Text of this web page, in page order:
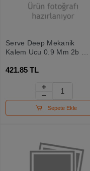
Serve Deep Mekanik
Kalem Ucu 0.9 Mm 2b 48
421.85 TL
Sepete Ekle